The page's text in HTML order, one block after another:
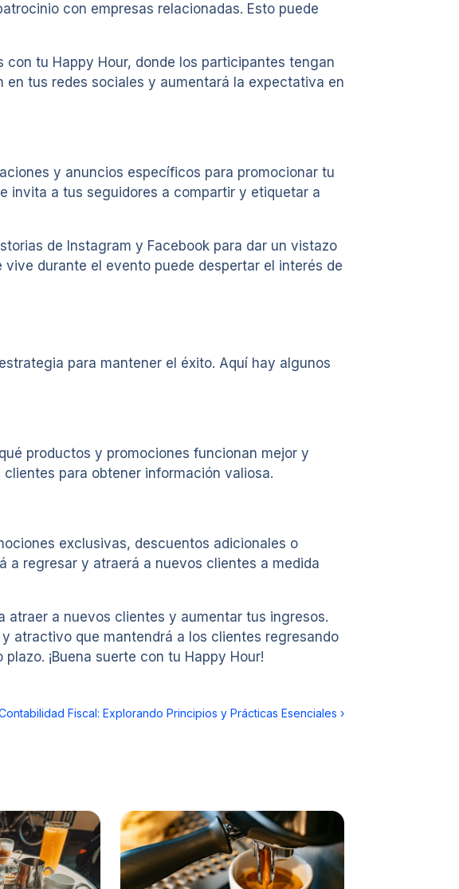
con empresas relacionadas. Esto puede
tu Happy Hour, donde los participantes tengan
tus redes sociales y aumentará la expectativa en
y anuncios específicos para promocionar tu
invita a tus seguidores a compartir y etiquetar a
de Instagram y Facebook para dar un vistazo
durante el evento puede despertar el interés de
para mantener el éxito. Aquí hay algunos
productos y promociones funcionan mejor y
para obtener información valiosa.
exclusivas, descuentos adicionales o
a regresar y atraerá a nuevos clientes a medida
a nuevos clientes y aumentar tus ingresos.
atractivo que mantendrá a los clientes regresando
¡Buena suerte con tu Happy Hour!
Fiscal: Explorando Principios y Prácticas Esenciales ›